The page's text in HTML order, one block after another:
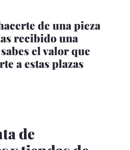
de una pieza
recibido una
el valor que
a estas plazas
de